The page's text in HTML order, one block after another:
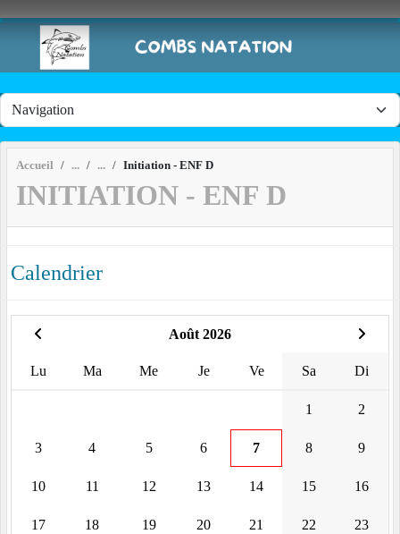
Accueil Initiation - ENF D
INITIATION - ENF D
Calendrier
Août 2026
Lu Ma Me Je Ve Sa Di
1 2
3 4 5 6 7 8 9
10 11 12 13 14 15 16
17 18 19 20 21 22 23